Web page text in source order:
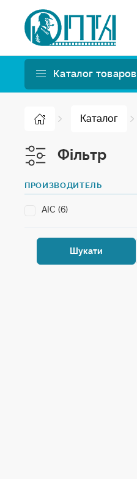
Каталог товаров
Каталог
Фільтр
ПРОИЗВОДИТЕЛЬ
AIC (6)